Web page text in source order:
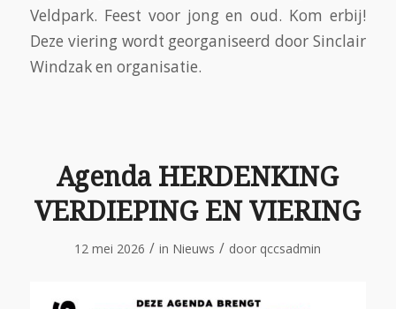
Veldpark. Feest voor jong en oud. Kom erbij!
Deze viering wordt georganiseerd door Sinclair
Windzak en organisatie.
Agenda HERDENKING
VERDIEPING EN VIERING
12 mei 2026 / in Nieuws / door qccsadmin